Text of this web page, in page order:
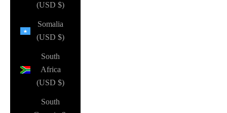
(USD $)
Somalia
(USD $)
South
Africa
(USD $)
South